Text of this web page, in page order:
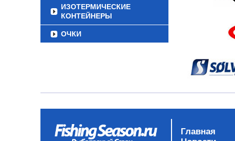
ИЗОТЕРМИЧЕСКИЕ
КОНТЕЙНЕРЫ
ОЧКИ
Главная